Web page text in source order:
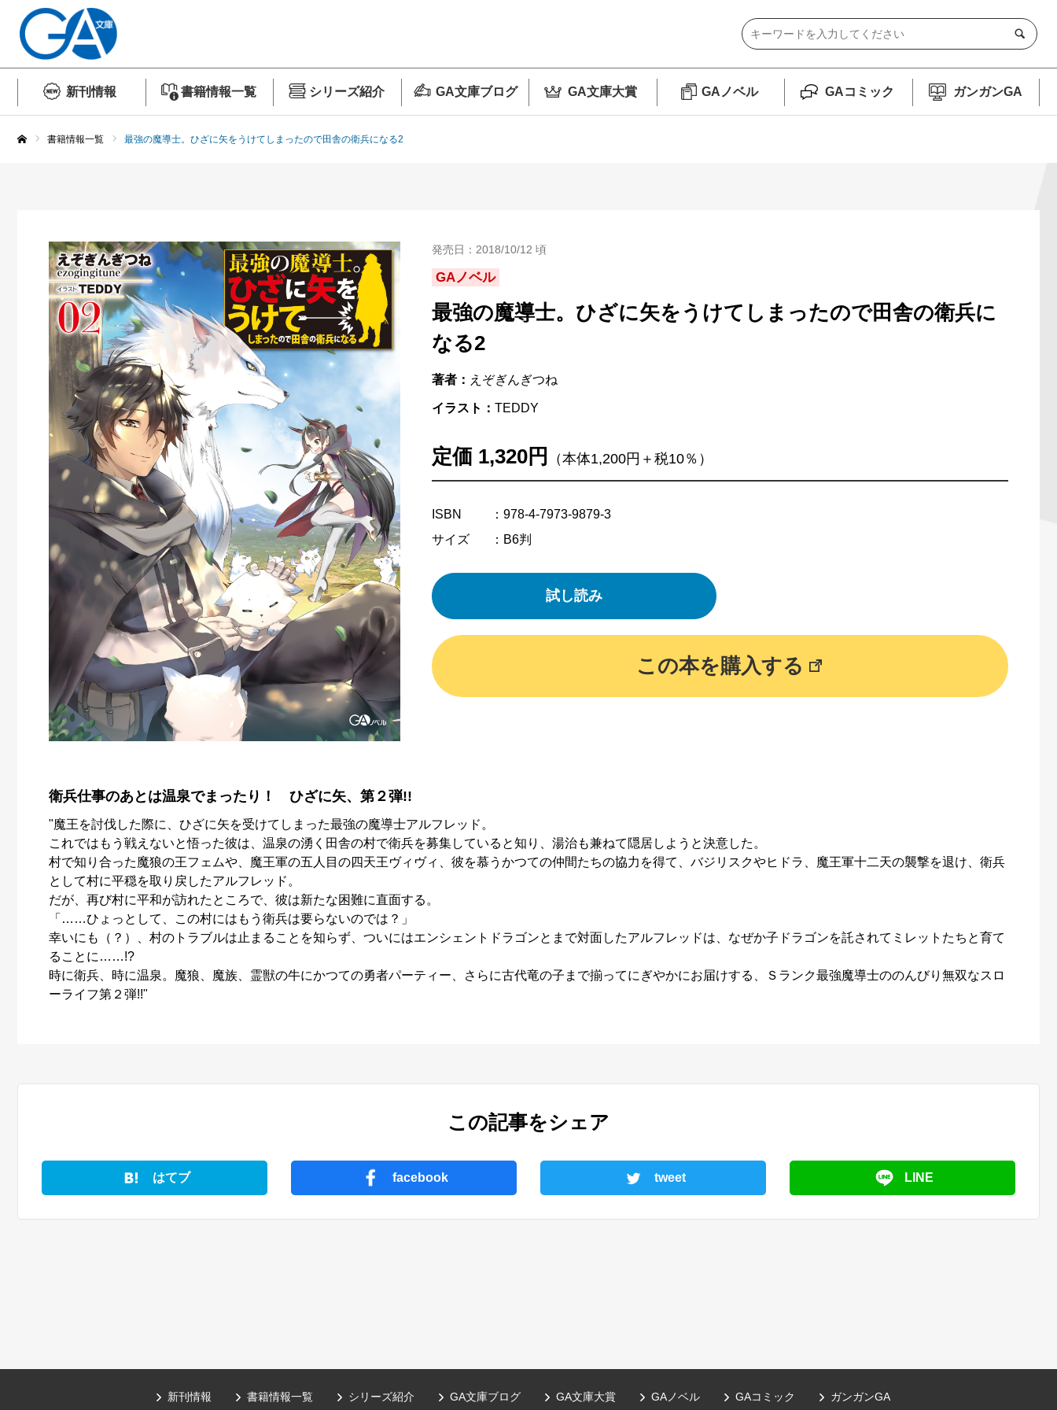
新刊情報 書籍情報一覧 シリーズ紹介 GA文庫ブログ GA文庫大賞 GAノベル GAコミック ガンガンGA
書籍情報一覧 最強の魔導士。ひざに矢をうけてしまったので田舎の衛兵になる2
発売日：2018/10/12 頃
GAノベル
最強の魔導士。ひざに矢をうけてしまったので田舎の衛兵に
なる2
著者： えぞぎんぎつね
イラスト： TEDDY
定価 1,320円 （本体1,200円＋税10％）
ISBN
：978-4-7973-9879-3
サイズ
：B6判
試し読み
この本を購入する
衛兵仕事のあとは温泉でまったり！ ひざに矢、第２弾!!
"魔王を討伐した際に、ひざに矢を受けてしまった最強の魔導士アルフレッド。
これではもう戦えないと悟った彼は、温泉の湧く田舎の村で衛兵を募集していると知り、湯治も兼ねて隠居しようと決意した。
村で知り合った魔狼の王フェムや、魔王軍の五人目の四天王ヴィヴィ、彼を慕うかつての仲間たちの協力を得て、バジリスクやヒドラ、魔王軍十二天の襲撃を退け、衛兵
として村に平穏を取り戻したアルフレッド。
だが、再び村に平和が訪れたところで、彼は新たな困難に直面する。
「……ひょっとして、この村にはもう衛兵は要らないのでは？」
幸いにも（？）、村のトラブルは止まることを知らず、ついにはエンシェントドラゴンとまで対面したアルフレッドは、なぜか子ドラゴンを託されてミレットたちと育て
ることに……!?
時に衛兵、時に温泉。魔狼、魔族、霊獣の牛にかつての勇者パーティー、さらに古代竜の子まで揃ってにぎやかにお届けする、Ｓランク最強魔導士ののんびり無双なスロ
ーライフ第２弾!!"
この記事をシェア
はてブ facebook tweet LINE
新刊情報 書籍情報一覧 シリーズ紹介 GA文庫ブログ GA文庫大賞 GAノベル GAコミック ガンガンGA